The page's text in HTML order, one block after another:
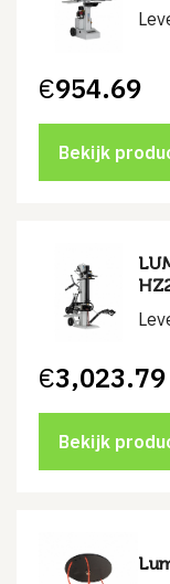
€954.69
Bekijk
€3,023.79
Bekijk